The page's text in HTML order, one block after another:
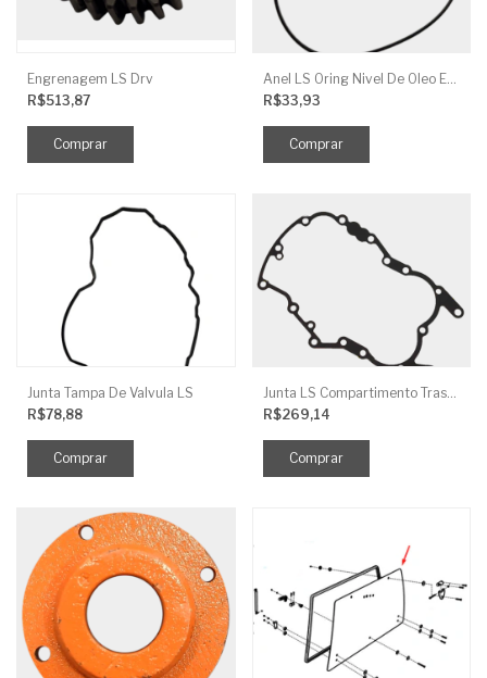
Engrenagem LS Drv
R$513,87
Anel LS Oring Nivel De Oleo EGQ125
R$33,93
Junta Tampa De Valvula LS
R$78,88
Junta LS Compartimento Traseiro EGQ155
R$269,14